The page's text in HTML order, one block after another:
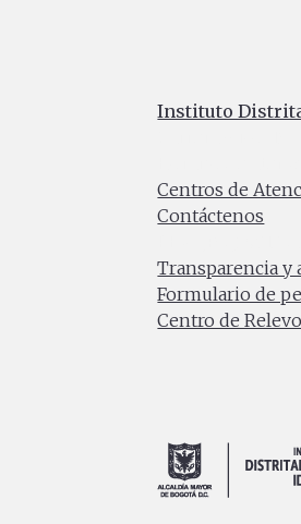
Instituto
Centros de
Contáctenos
Transparencia y
Formulario de
Centro de Relevo